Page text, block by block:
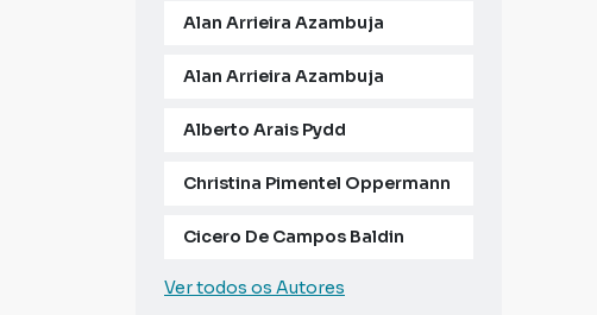
Alan Arrieira Azambuja
Alan Arrieira Azambuja
Alberto Arais Pydd
Christina Pimentel Oppermann
Cicero De Campos Baldin
Ver todos os Autores